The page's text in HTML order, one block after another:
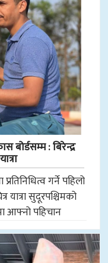
बोर्डसम्म : बिरेन्द्र
गर्ने पहिलो
सुदूरपश्चिमको
आफ्नो पहिचान